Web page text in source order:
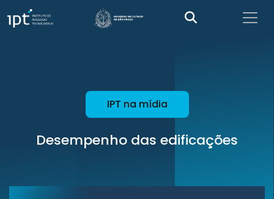
IPT na mídia
Desempenho das edificações